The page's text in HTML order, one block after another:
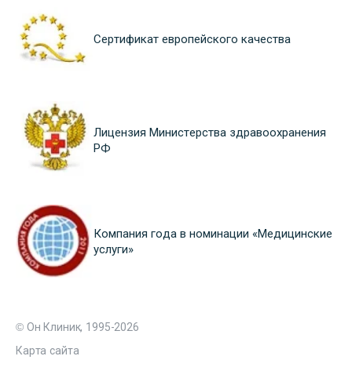
Сертификат европейского качества
Лицензия Министерства здравоохранения
РФ
Компания года в номинации «Медицинские
услуги»
© Он Клиник, 1995-2026
Карта сайта